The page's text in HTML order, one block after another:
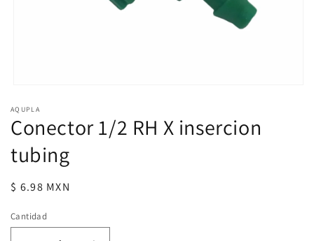
multimedia
1
en
ventana
modal
AQUPLA
Conector 1/2 RH X insercion
tubing
Precio
$ 6.98 MXN
Cantidad